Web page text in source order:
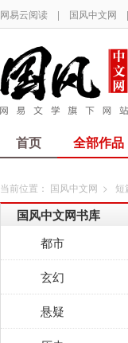
网易云阅读 | 国风中文网 |
首页 全部作品
当前位置： 国风中文网 > 短
国风中文网书库
都市
玄幻
悬疑